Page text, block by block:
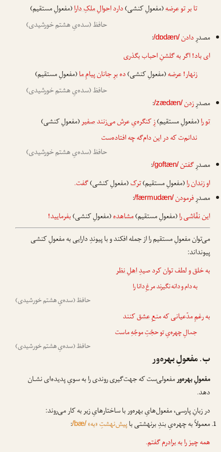
تا بر توعرضه(مفعولِ کنشی)دارداحوالِ ملکِ دارا(مفعولِ مستقیم)
حافظ (سده‌یِ هشتم خورشیدی)
مصدرِدادن/dɒdæn/
:
ای باد! اگر به گلشنِ احباب بگذری
زنهار!عرضه(مفعولِ کنشی)دهبرِ جانانپیامِ ما(مفعولِ مستقیم)
حافظ (سده‌یِ هشتم خورشیدی)
مصدرِزدن/zædæn/
:
تو را(مفعولِ مستقیم)زِ کنگره‌یِ عرش می‌زنندصفیر(مفعولِ کنشی)
ندانم‌ت که در این دام‌گه چه افتاده‌ست
حافظ (سده‌یِ هشتم خورشیدی)
مصدرِگفتن/goftæn/
:
اوزندان را(مفعولِ مستقیم)ترک(مفعولِ کنشی)گفت.
مصدرِفرمودن/færmudæn/
:
این نقّاشی را(مفعولِ مستقیم)مشاهده(مفعولِ کنشی)بفرمایید!
می‌توان مفعولِ مستقیم را از جمله افکند و با پیوندِ دارایی به مفعولِ کنشی
پیونداند:
به خلق و لطف توان کرد صیدِاهلِ نظر
به دام و دانه نگیرند مرغِ دانا را
حافظ (سده‌یِ هشتم خورشیدی)
به رغمِ مدّعیانی که منعِعشقکنند
جمالِ چهره‌یِ تو حجّتِ موجّهِ ماست
حافظ (سده‌یِ هشتم خورشیدی)
ب. مفعولِ بهره‌ور
مفعولِ بهره‌ورمفعولی‌ست که جهت‌گیری روندی را به سویِ پدیده‌ای نشـان
دهد.
در زبانِ پارسی، مفعول‌هایِ بهره‌ور با ساختارهایِ زیر به کار می‌روند:
معمولاً به چهره‌یِ بندِ برنهشتی باپیش‌نهشتِ «به»/bæ/
:
همه چیز رابه برادرمگفتم.